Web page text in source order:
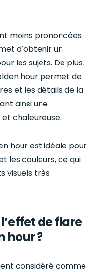
moins prononcées
d’obtenir un
les sujets. De plus,
hour permet de
et les détails de la
ainsi une
chaleureuse.
hour est idéale pour
les couleurs, ce qui
visuels très
de flare
hour ?
considéré comme